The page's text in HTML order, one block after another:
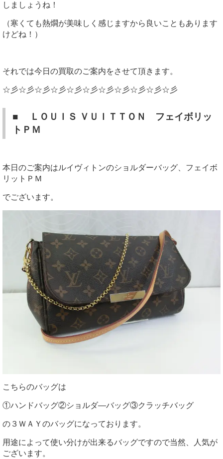
しましょうね！
（寒くても熱燗が美味しく感じますから良いこともあります
けどね！）
それでは今日の買取のご案内をさせて頂きます。
☆彡☆彡☆彡☆彡☆彡☆彡☆彡☆彡☆彡☆彡☆彡
■ ＬＯＵＩＳ ＶＵＩＴＴＯＮ フェイボリッ
トＰＭ
本日のご案内はルイヴィトンのショルダーバッグ、フェイボ
リットＰＭ
でございます。
こちらのバッグは
①ハンドバッグ②ショルダ―バッグ③クラッチバッグ
の３ＷＡＹのバッグになっております。
用途によって使い分けが出来るバッグですので当然、人気が
ございます。